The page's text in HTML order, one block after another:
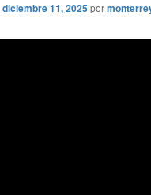
diciembre 11, 2025por